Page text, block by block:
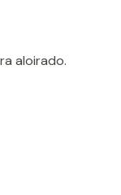
aloirado.